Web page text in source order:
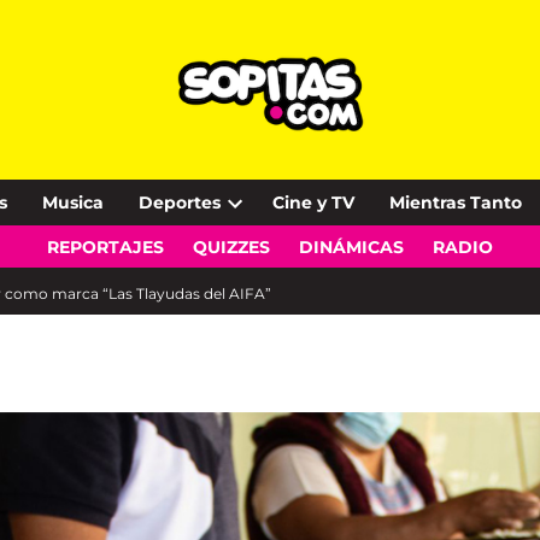
Musica Deportes
Open
dropdown
Cine y TV Mientras Tanto
REPORTAJES QUIZZES DINÁMICAS RADIO
marca “Las Tlayudas del AIFA”